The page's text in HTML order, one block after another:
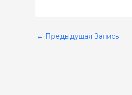
← Предыдущая Запись